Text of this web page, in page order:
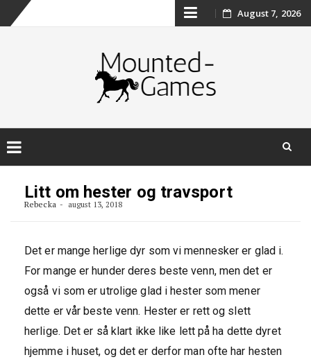
Skip
content
August 7, 2026
content
Litt om hester og travsport
Rebecka august 13, 2018
Det er mange herlige dyr som vi mennesker er glad i.
For mange er hunder deres beste venn, men det er
også vi som er utrolige glad i hester som mener
dette er vår beste venn. Hester er rett og slett
herlige. Det er så klart ikke like lett på ha dette dyret
hjemme i huset, og det er derfor man ofte har hesten